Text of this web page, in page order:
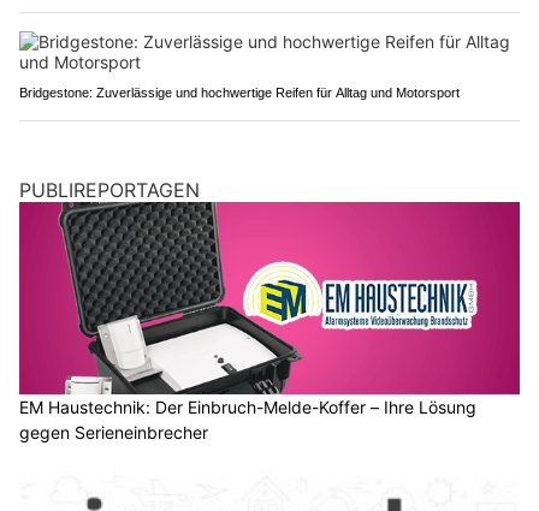
Bridgestone: Zuverlässige und hochwertige Reifen für Alltag und Motorsport
PUBLIREPORTAGEN
EM Haustechnik: Der Einbruch-Melde-Koffer – Ihre Lösung
gegen Serieneinbrecher